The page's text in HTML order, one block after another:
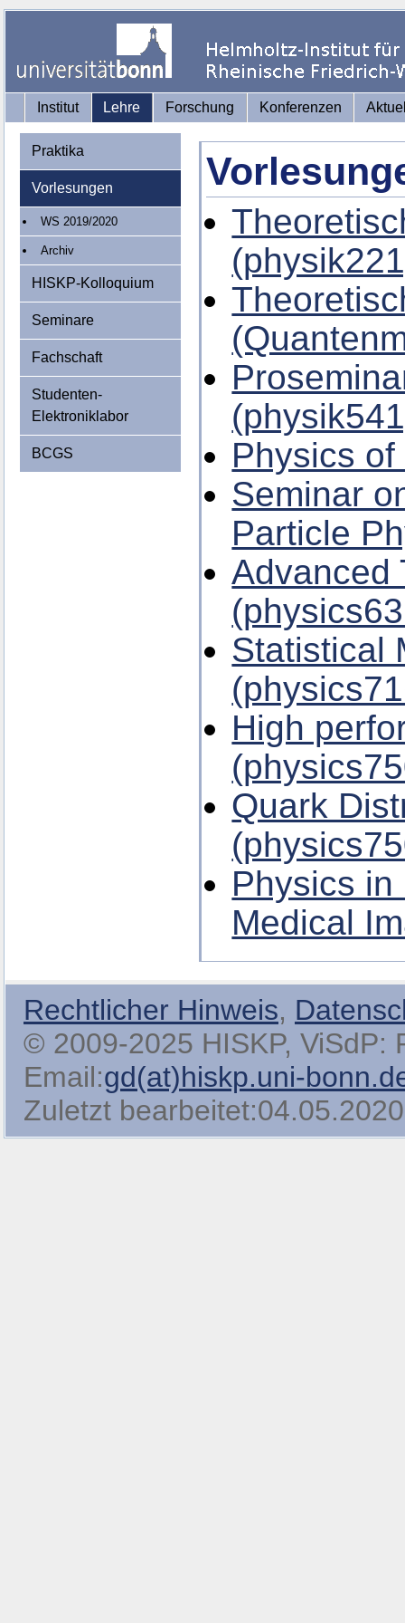
Institut Lehre Forschung Konferenzen
Praktika
Vorlesungen
WS 2019/2020
Archiv
HISKP-Kolloquium
Seminare
Fachschaft
Studenten-
Elektroniklabor
BCGS
Physics
Seminar
Particle
Advanced
Statistical
High
Quark
Physics
Medical
Rechtlicher Hinweis,
© 2009-2025 HISKP, ViSdP:
Email:gd(at)hiskp.uni-
Zuletzt